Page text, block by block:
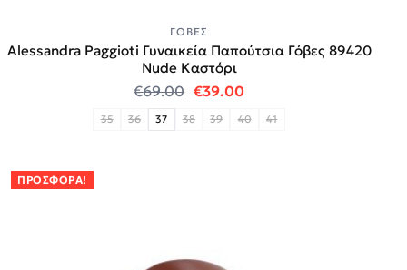
ΓΌΒΕΣ
Alessandra Paggioti Γυναικεία Παπούτσια Γόβες 89420
Νude Καστόρι
€69.00 Original price was: €69.00.
€39.00Η τρέχουσα τιμή
35 36 37 38 39 40 41
ΠΡΟΣΦΟΡΆ!